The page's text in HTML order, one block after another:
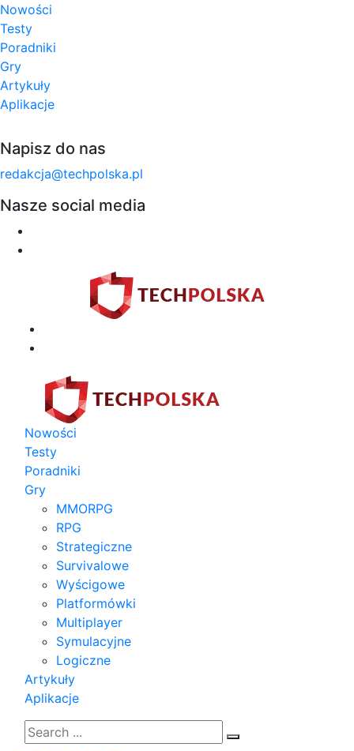
Nowości
Testy
Poradniki
Gry
Artykuły
Aplikacje
Napisz do nas
redakcja@techpolska.pl
Nasze social media
Nowości
Testy
Poradniki
Gry
MMORPG
RPG
Strategiczne
Survivalowe
Wyścigowe
Platformówki
Multiplayer
Symulacyjne
Logiczne
Artykuły
Aplikacje